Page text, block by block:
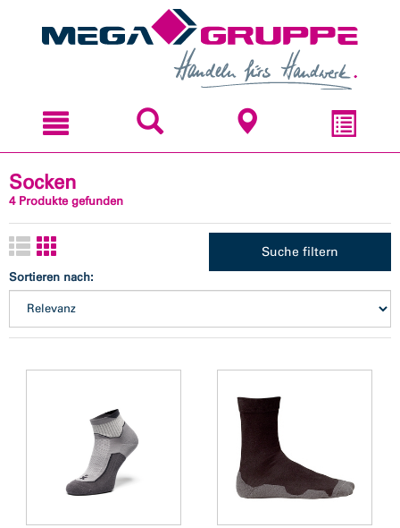
Socken
4 Produkte gefunden
Suche filtern
Sortieren nach: